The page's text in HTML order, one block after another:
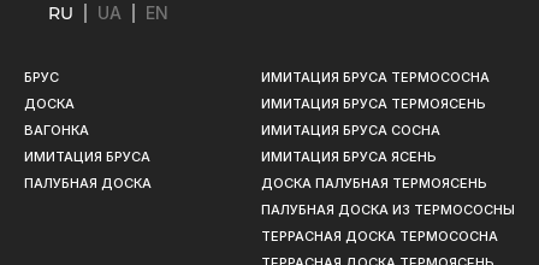
RU UA EN
БРУС
ДОСКА
ВАГОНКА
ИМИТАЦИЯ БРУСА
ПАЛУБНАЯ ДОСКА
ИМИТАЦИЯ БРУСА ТЕРМОСОСНА
ИМИТАЦИЯ БРУСА ТЕРМОЯСЕНЬ
ИМИТАЦИЯ БРУСА СОСНА
ИМИТАЦИЯ БРУСА ЯСЕНЬ
ДОСКА ПАЛУБНАЯ ТЕРМОЯСЕНЬ
ПАЛУБНАЯ ДОСКА ИЗ ТЕРМОСОСНЫ
ТЕРРАСНАЯ ДОСКА ТЕРМОСОСНА